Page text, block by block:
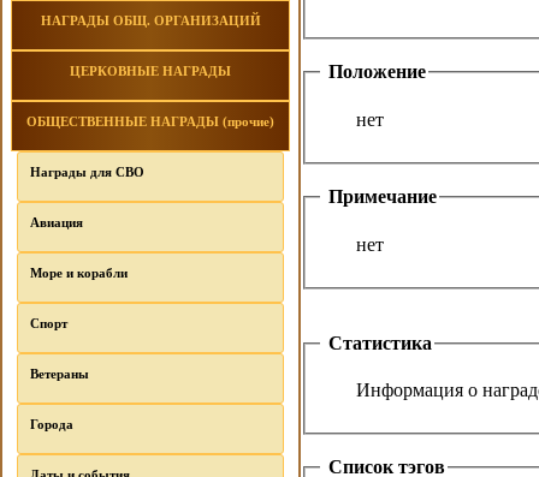
НАГРАДЫ ОБЩ. ОРГАНИЗАЦИЙ
ЦЕРКОВНЫЕ НАГРАДЫ
ОБЩЕСТВЕННЫЕ НАГРАДЫ (прочие)
Награды для СВО
Авиация
Море и корабли
Спорт
Ветераны
Города
Положение
нет
Примечание
нет
Статистика
Информация о
Список тэгов